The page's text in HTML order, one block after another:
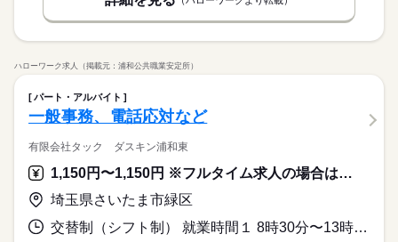
ハローワーク求人（掲載元：浦和公共職業安定所）
パート・アルバイト
一般事務、電話応対など
有限会社タック ダスキン浦和東
1,150円〜1,150円 ※フルタイム求人の場合は月額（換算額）、パート求人の場合は時間額を表示しています。
埼玉県さいたま市緑区
交替制（シフト制） 就業時間１ 8時30分〜13時00分 就業時間２ 12時30分〜17時45分 就業時間に関する特記事項 休憩時間は法定通り